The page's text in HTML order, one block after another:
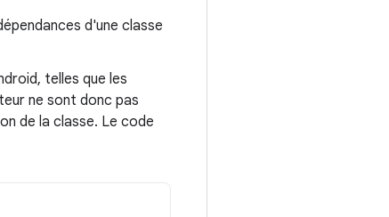
d'une classe
telles que les
ne sont donc pas
de la classe. Le code